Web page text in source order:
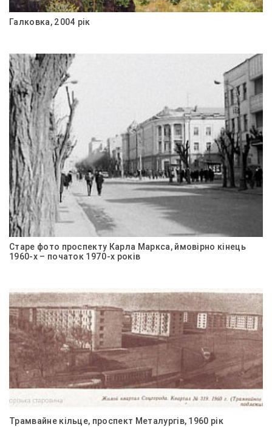
Галковка, 2004 рік
Старе фото проспекту Карла Маркса, ймовірно кінець
1960-х – початок 1970-х років
Трамвайне кільце, проспект Металургів, 1960 рік